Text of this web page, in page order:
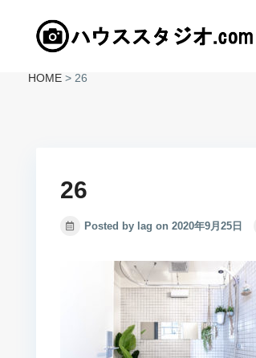
HOME > 26
26
Posted by lag on 2020年9月25日